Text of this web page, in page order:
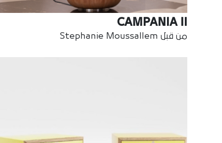
CAMPANIA II
من قبل Stephanie Moussallem